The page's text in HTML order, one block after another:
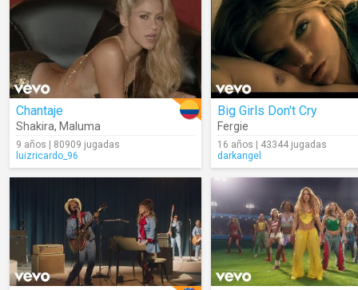
Chantaje
Shakira, Maluma
9 años | 80909 jugadas
luizricardo_96
Big Girls Don't Cry
Fergie
16 años | 43344 jugadas
darkangel